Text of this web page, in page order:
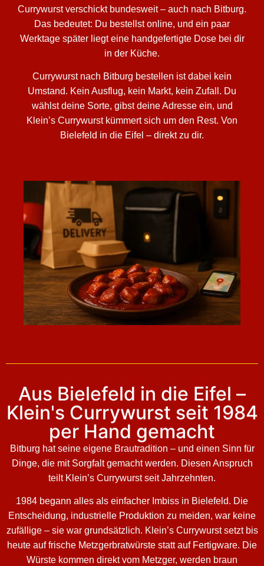
Currywurst verschickt bundesweit – auch nach Bitburg.
Das bedeutet: Du bestellst online, und ein paar
Werktage später liegt eine handgefertigte Dose bei dir
in der Küche.
Currywurst nach Bitburg bestellen ist dabei kein
Umstand. Kein Ausflug, kein Markt, kein Zufall. Du
wählst deine Sorte, gibst deine Adresse ein, und
Klein’s Currywurst kümmert sich um den Rest. Von
Bielefeld in die Eifel – direkt zu dir.
Aus Bielefeld in die Eifel –
Klein's Currywurst seit 1984
per Hand gemacht
Bitburg hat seine eigene Brautradition – und einen Sinn für
Dinge, die mit Sorgfalt gemacht werden. Diesen Anspruch
teilt Klein’s Currywurst seit Jahrzehnten.
1984 begann alles als einfacher Imbiss in Bielefeld. Die
Entscheidung, industrielle Produktion zu meiden, war keine
zufällige – sie war grundsätzlich. Klein’s Currywurst setzt bis
heute auf frische Metzgerbratwürste statt auf Fertigware. Die
Würste kommen direkt vom Metzger, werden braun